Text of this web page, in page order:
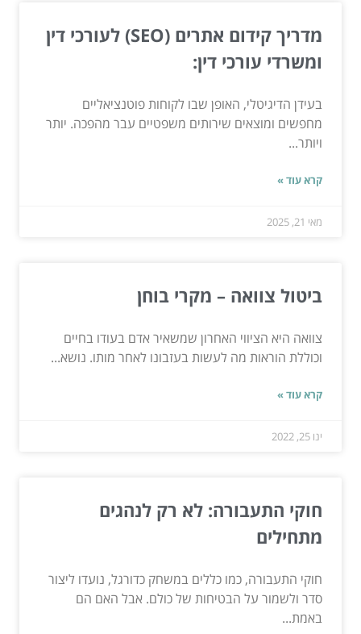
מדריך קידום אתרים (SEO) לעורכי דין
ומשרדי עורכי דין:
בעידן הדיגיטלי, האופן שבו לקוחות פוטנציאליים
מחפשים ומוצאים שירותים משפטיים עבר מהפכה. יותר
ויותר...
קרא עוד »
מאי 21, 2025
ביטול צוואה – מקרי בוחן
צוואה היא הציווי האחרון שמשאיר אדם בעודו בחיים
וכוללת הוראות מה לעשות בעזבונו לאחר מותו. נושא...
קרא עוד »
ינו 25, 2022
חוקי התעבורה: לא רק לנהגים
מתחילים
חוקי התעבורה, כמו כללים במשחק כדורגל, נועדו ליצור
סדר ולשמור על הבטיחות של כולם. אבל האם הם
באמת...